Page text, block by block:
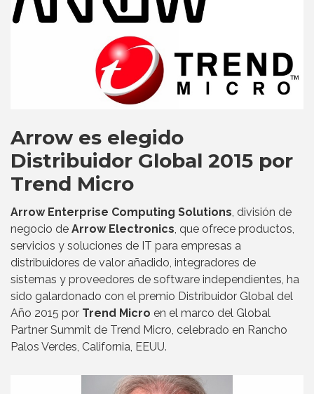
Arrow es elegido
Distribuidor Global 2015 por
Trend Micro
Arrow Enterprise Computing Solutions, división de
negocio de Arrow Electronics, que ofrece productos,
servicios y soluciones de IT para empresas a
distribuidores de valor añadido, integradores de
sistemas y proveedores de software independientes, ha
sido galardonado con el premio Distribuidor Global del
Año 2015 por Trend Micro en el marco del Global
Partner Summit de Trend Micro, celebrado en Rancho
Palos Verdes, California, EEUU.